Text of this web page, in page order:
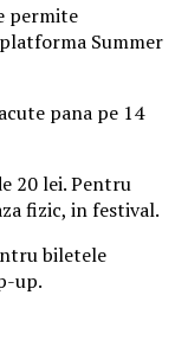
permite
Summer
pana pe 14
20 lei. Pentru
fizic, in festival.
biletele
up.